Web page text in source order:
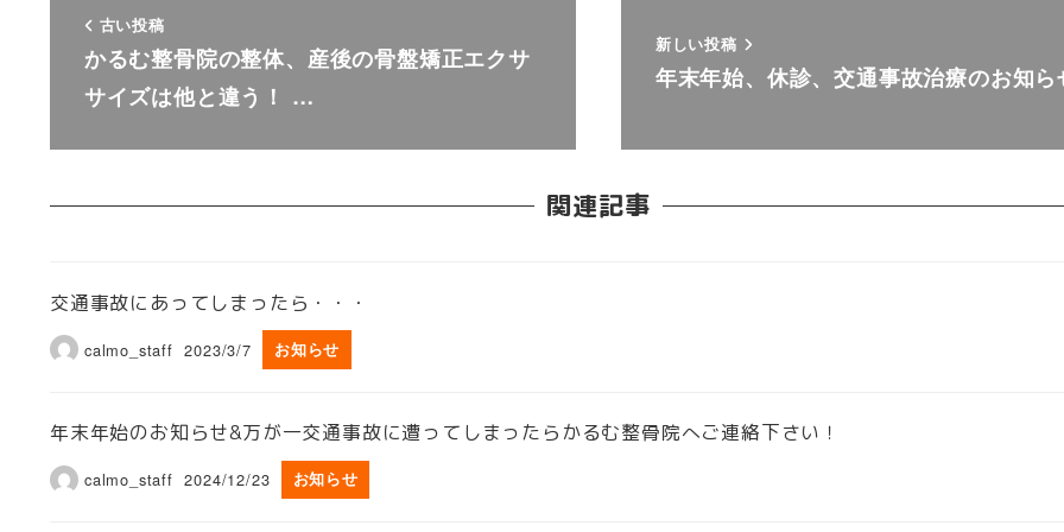
古い投稿
かるむ整骨院の整体、産後の骨盤矯正エクサ
サイズは他と違う！ …
新しい投稿
年末年始、休診、交通事故治療のお知ら
関連記事
交通事故にあってしまったら・・・
calmo_staff 2023/3/7 お知らせ
年末年始のお知らせ&万が一交通事故に遭ってしまったらかるむ整骨院へご連絡下さい！
calmo_staff 2024/12/23 お知らせ